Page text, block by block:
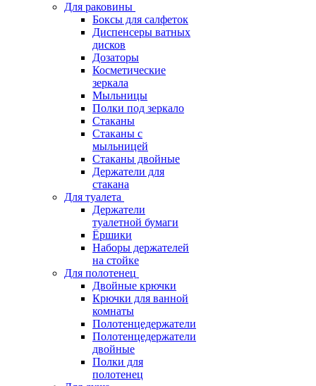
Для раковины
Боксы для салфеток
Диспенсеры ватных
дисков
Дозаторы
Косметические
зеркала
Мыльницы
Полки под зеркало
Стаканы
Стаканы с
мыльницей
Стаканы двойные
Держатели для
стакана
Для туалета
Держатели
туалетной бумаги
Ёршики
Наборы держателей
на стойке
Для полотенец
Двойные крючки
Крючки для ванной
комнаты
Полотенцедержатели
Полотенцедержатели
двойные
Полки для
полотенец